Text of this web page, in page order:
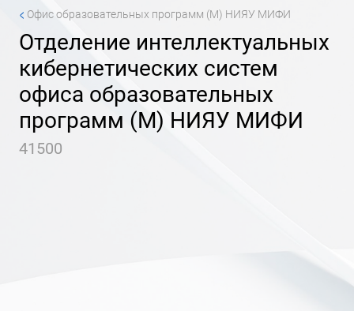
< офис образовательных программ (М) НИЯУ МИФИ
отделение интеллектуальных
кибернетических систем
офиса образовательных
программ (М) НИЯУ МИФИ
41500